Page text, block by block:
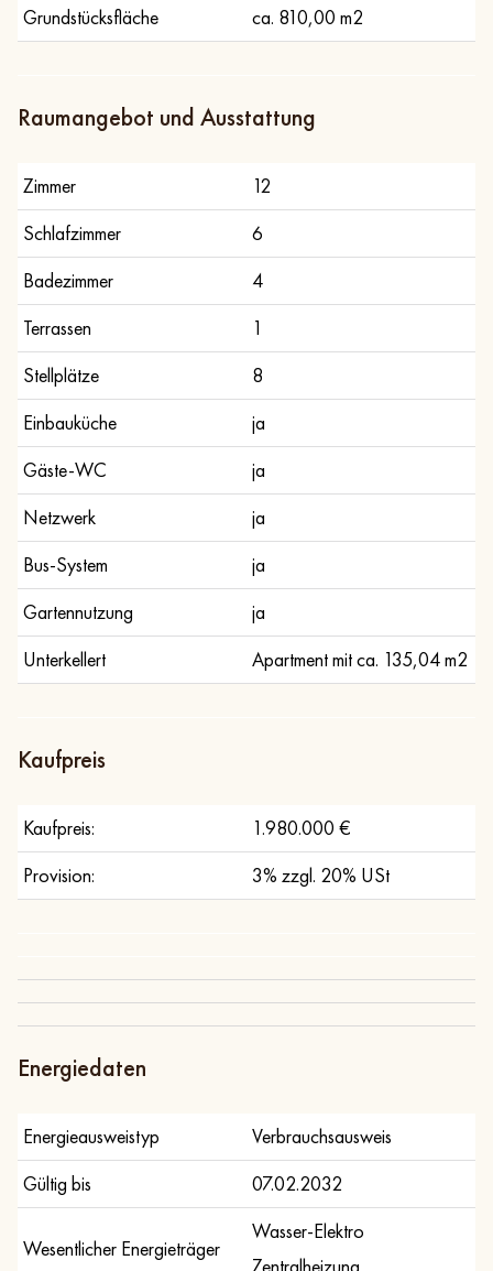
Grundstücksfläche
ca. 810,00 m2
Raumangebot und Ausstattung
Zimmer
12
Schlafzimmer
6
Badezimmer
4
Terrassen
1
Stellplätze
8
Einbauküche
ja
Gäste-WC
ja
Netzwerk
ja
Bus-System
ja
Gartennutzung
ja
Unterkellert
Apartment mit ca. 135,04 m2
Kaufpreis
Kaufpreis:
1.980.000 €
Provision:
3% zzgl. 20% USt
Energiedaten
Energieausweistyp
Verbrauchsausweis
Gültig bis
07.02.2032
Wesentlicher Energieträger
Wasser-Elektro